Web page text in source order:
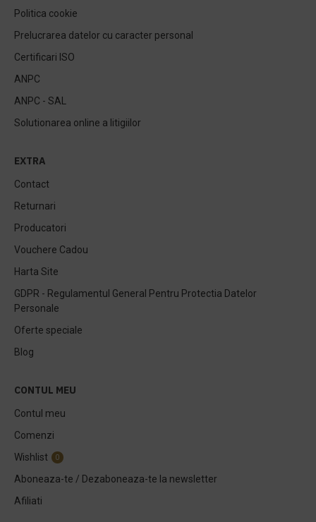
Politica cookie
Prelucrarea datelor cu caracter personal
Certificari ISO
ANPC
ANPC - SAL
Solutionarea online a litigiilor
EXTRA
Contact
Returnari
Producatori
Vouchere Cadou
Harta Site
GDPR - Regulamentul General Pentru Protectia Datelor
Personale
Oferte speciale
Blog
CONTUL MEU
Contul meu
Comenzi
Wishlist
0
Aboneaza-te / Dezaboneaza-te la newsletter
Afiliati